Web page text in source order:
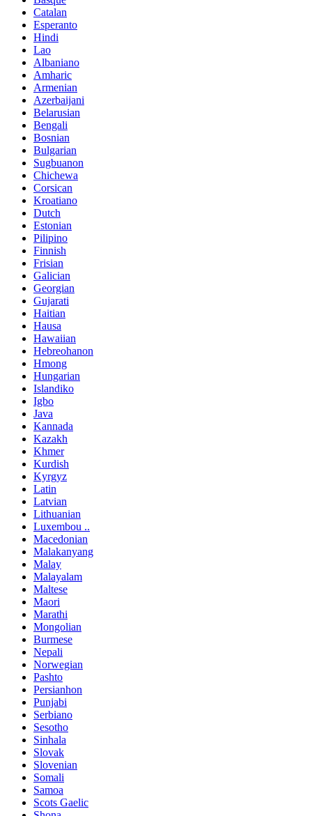
Catalan
Esperanto
Hindi
Lao
Albaniano
Amharic
Armenian
Azerbaijani
Belarusian
Bengali
Bosnian
Bulgarian
Sugbuanon
Chichewa
Corsican
Kroatiano
Dutch
Estonian
Pilipino
Finnish
Frisian
Galician
Georgian
Gujarati
Haitian
Hausa
Hawaiian
Hebreohanon
Hmong
Hungarian
Islandiko
Igbo
Java
Kannada
Kazakh
Khmer
Kurdish
Kyrgyz
Latin
Latvian
Lithuanian
Luxembou ..
Macedonian
Malakanyang
Malay
Malayalam
Maltese
Maori
Marathi
Mongolian
Burmese
Nepali
Norwegian
Pashto
Persianhon
Punjabi
Serbiano
Sesotho
Sinhala
Slovak
Slovenian
Somali
Samoa
Scots Gaelic